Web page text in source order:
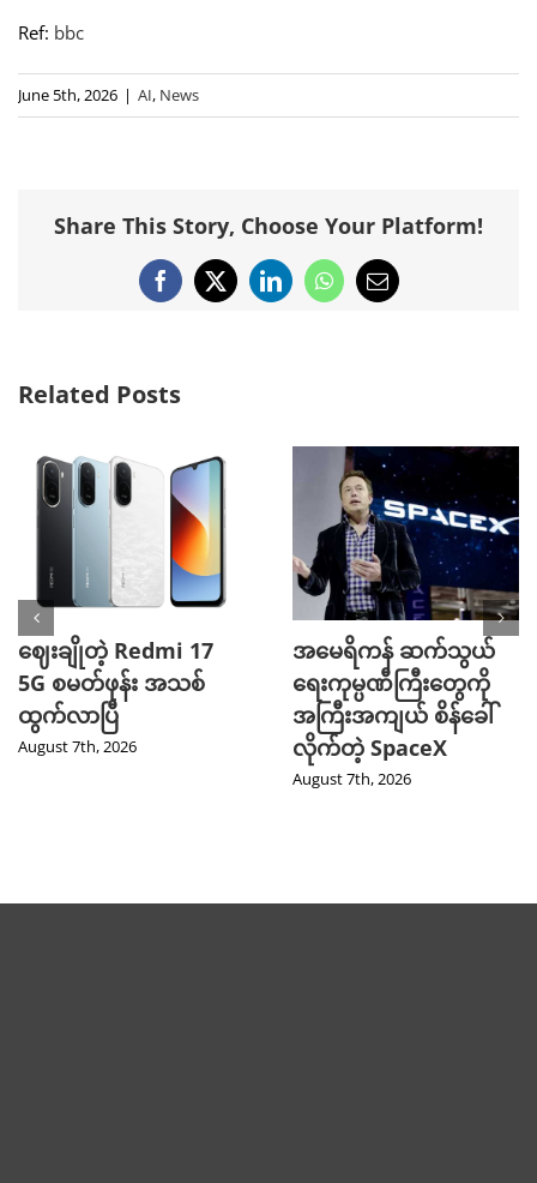
Ref: bbc
June 5th, 2026 | AI, News
Share This Story, Choose Your Platform!
Facebook
X LinkedInWhatsApp
Email
Related Posts
ဈေးချိုတဲ့ Redmi 17
5G စမတ်ဖုန်း အသစ်
ထွက်လာပြီ
August 7th, 2026
အမေရိကန် ဆက်သွယ်
ရေးကုမ္ပဏီကြီးတွေကို
အကြီးအကျယ် စိန်ခေါ်
လိုက်တဲ့ SpaceX
August 7th, 2026